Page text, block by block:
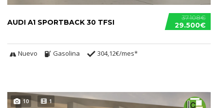
37.108€
29.500€
AUDI A1 SPORTBACK 30 TFSI
Nuevo Gasolina 304,12€/mes*
10 1